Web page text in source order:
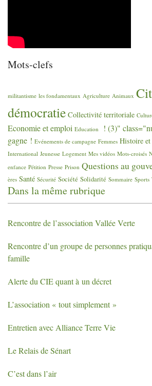
Mots-clefs
militantisme les fondamentaux Agriculture Animaux
démocratie Collectivité territoriale
Economie et emploi Education
! (3)"
gagne ! Evénements de campagne Femmes Histoire
International Jeunesse Logement Mes vidéos Mots-croisés
enfance Pétition Presse Prison Questions au
ères Santé Sécurité Société Solidarité Sommaire Sports
Dans la même rubrique
Rencontre de l’association Vallée Verte
Rencontre d’un groupe de personnes
famille
Alerte du CIEquant à un décret
L’association « tout simplement »
Entretien avec Alliance Terre Vie
Le Relais de Sénart
C’est dans l’air